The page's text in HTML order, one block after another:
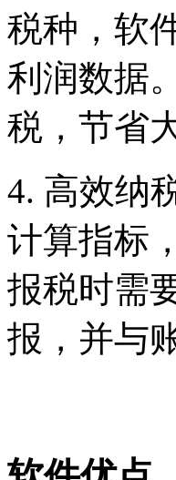
税种，软
利润数据
税，节省
4. 高效纳
计算指标
报税时需
报，并与